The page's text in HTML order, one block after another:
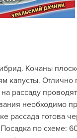
Кочаны
капусты.
рассаду
необходимо
рассада готова
по схеме: